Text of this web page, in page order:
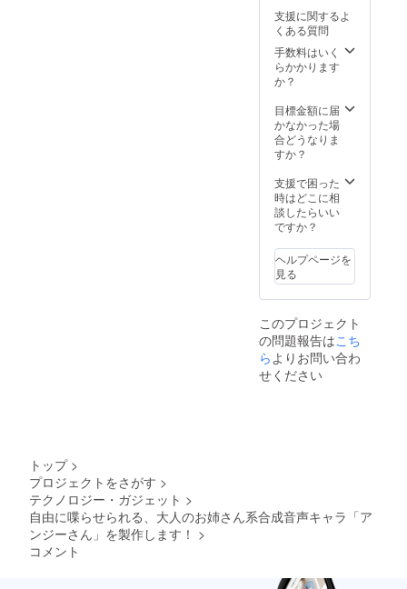
ンド
「アン
ジーさ
ん」の
立ち絵
トが描
かれた
大きな
アクリ
ンドで
す。
（イラ
スト担
るとね
る様）
■「アン
ジーさ
クリル
キーホ
ルダー
「アン
ジーさ
です。
（イラ
クター5
人のイ
ラスト
が描か
れたク
ファイ
ルで
す。
（イラ
当：c.
ぱふぇ
様）
■「ディ
ん」
ビッグ
アクリ
ルスタ
「ディ
アちゃ
ん」の
立ち絵
イラス
スト担
当：ぱ
ジーさ
ん」の
イラス
トが描
かれた
カード
です。
（イラ
スト担
microa
様） ■
クリア
ファイ
「Lusty
*Kiss
Product
ion」
クター5
人のイ
ラスト
が描か
れたク
様）
■「アル
ポスト
カードA
「アン
ジーさ
ん」と
マちゃ
ん」の
イラス
トが描
ポスト
カード
です。
（イラ
当：菓
色様）
■ポスト
カードB
ジーさ
ん」の
イラス
トが描
かれた
クリア
ファイ
利用可
能） ■
マイク
ロファ
イバー
「リリ
ンちゃ
ん」の
イラス
かれた
マイク
ロファ
イバー
です。
（イラ
スト担
当：みU
ポスト
カードA
「アン
ジーさ
ん」と
です。
（イラ
・
【08】
「アン
ジーさ
んと添
ラン」
※データ
形式の
リター
メール
にてダ
ウン
ロード
伝えい
たしま
す。 ■
等身大
ルスタ
ンド
（お名
前入
り）
ん」、
「リリ
支援に関するよ
くある質問
手数料はいく
らかかります
か？
目標金額に届
かなかった場
合どうなりま
すか？
支援で困った
時はどこに相
談したらいい
ですか？
ヘルプページを
見る
このプロジェクト
の問題報告はこち
らよりお問い合わ
せください
トップ >
プロジェクトをさがす >
テクノロジー・ガジェット >
自由に喋らせられる、大人のお姉さん系合成音声キャラ「ア
ンジーさん」を製作します！ >
コメント